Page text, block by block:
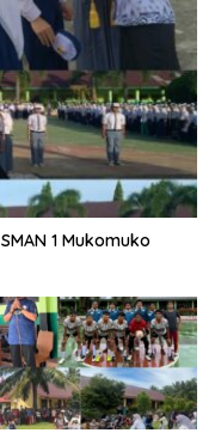
1 Mukomuko